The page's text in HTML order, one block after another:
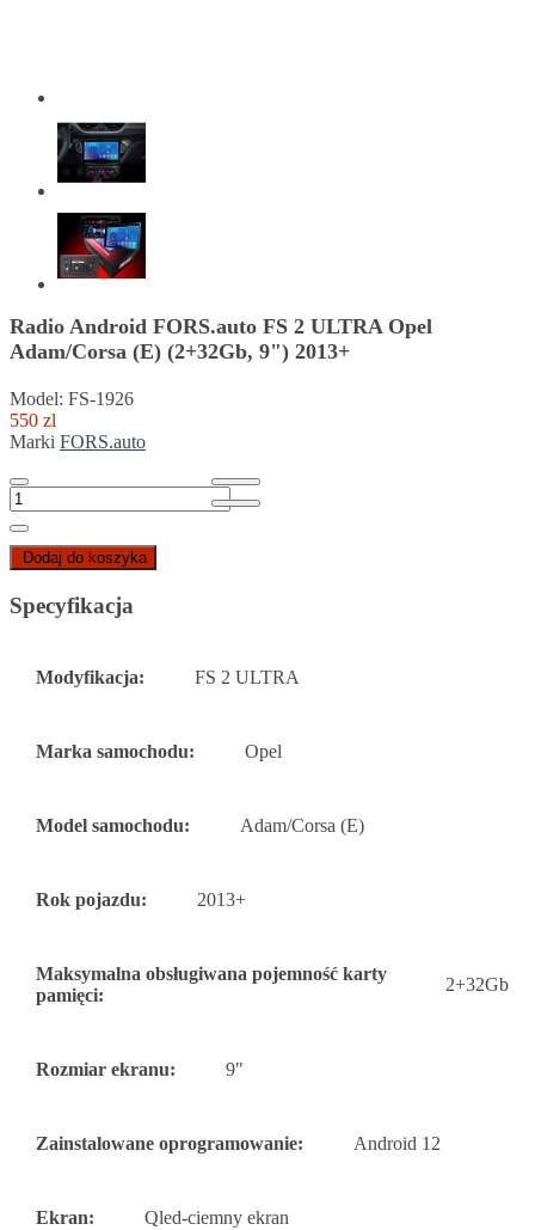
Radio Android FORS.auto FS 2 ULTRA Opel
Adam/Corsa (E) (2+32Gb, 9") 2013+
Model: FS-1926
550 zl
Marki FORS.auto
Dodaj do koszyka
Specyfikacja
Modyfikacja: FS 2 ULTRA
Marka samochodu: Opel
Model samochodu: Adam/Corsa (E)
Rok pojazdu: 2013+
Maksymalna obsługiwana pojemność karty
pamięci:
2+32Gb
Rozmiar ekranu: 9"
Zainstalowane oprogramowanie: Android 12
Ekran: Qled-ciemny ekran